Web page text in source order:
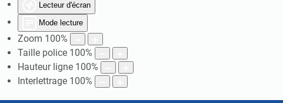
Lecteur d'écran
Mode lecture
Zoom 100%
Taille police 100%
Hauteur ligne 100%
Interlettrage 100%